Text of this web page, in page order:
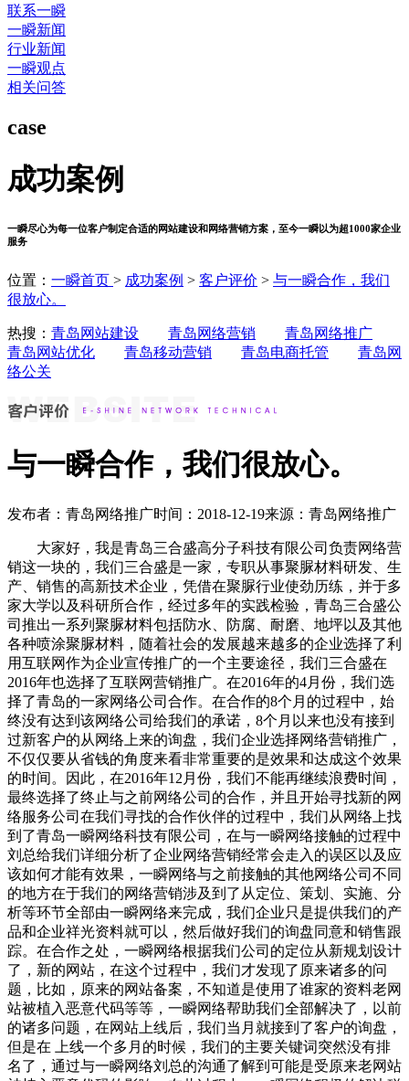
联系一瞬
一瞬新闻
行业新闻
一瞬观点
相关问答
case
成功案例
一瞬尽心为每一位客户制定合适的网站建设和网络营销方案，至今一瞬以为超1000家企业
服务
位置： 一瞬首页 > 成功案例 > 客户评价 > 与一瞬合作，我们
很放心。
热搜： 青岛网站建设 青岛网络营销
青岛网络推广
青岛网站优化
青岛移动营销 青岛电商托管
青岛网
络公关
与一瞬合作，我们很放心。
发布者：青岛网络推广时间：2018-12-19来源：青岛网络推广
大家好，我是青岛三合盛高分子科技有限公司负责网络营
销这一块的，我们三合盛是一家，专职从事聚脲材料研发、生
产、销售的高新技术企业，凭借在聚脲行业使劲历练，并于多
家大学以及科研所合作，经过多年的实践检验，青岛三合盛公
司推出一系列聚脲材料包括防水、防腐、耐磨、地坪以及其他
各种喷涂聚脲材料，随着社会的发展越来越多的企业选择了利
用互联网作为企业宣传推广的一个主要途径，我们三合盛在
2016年也选择了互联网营销推广。在2016年的4月份，我们选
择了青岛的一家网络公司合作。在合作的8个月的过程中，始
终没有达到该网络公司给我们的承诺，8个月以来也没有接到
过新客户的从网络上来的询盘，我们企业选择网络营销推广，
不仅仅要从省钱的角度来看非常重要的是效果和达成这个效果
的时间。因此，在2016年12月份，我们不能再继续浪费时间，
最终选择了终止与之前网络公司的合作，并且开始寻找新的网
络服务公司在我们寻找的合作伙伴的过程中，我们从网络上找
到了青岛一瞬网络科技有限公司，在与一瞬网络接触的过程中
刘总给我们详细分析了企业网络营销经常会走入的误区以及应
该如何才能有效果，一瞬网络与之前接触的其他网络公司不同
的地方在于我们的网络营销涉及到了从定位、策划、实施、分
析等环节全部由一瞬网络来完成，我们企业只是提供我们的产
品和企业祥光资料就可以，然后做好我们的询盘同意和销售跟
踪。在合作之处，一瞬网络根据我们公司的定位从新规划设计
了，新的网站，在这个过程中，我们才发现了原来诸多的问
题，比如，原来的网站备案，不知道是使用了谁家的资料老网
站被植入恶意代码等等，一瞬网络帮助我们全部解决了，以前
的诸多问题，在网站上线后，我们当月就接到了客户的询盘，
但是在 上线一个多月的时候，我们的主要关键词突然没有排
名了，通过与一瞬网络刘总的沟通了解到可能是受原来老网站